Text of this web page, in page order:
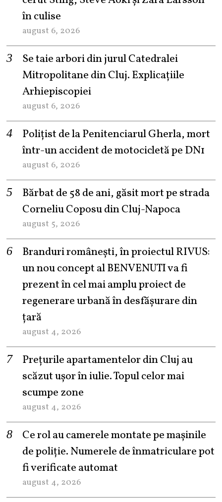
în culise
august 6, 2026
Se taie arbori din jurul Catedralei
Mitropolitane din Cluj. Explicațiile
Arhiepiscopiei
august 6, 2026
Polițist de la Penitenciarul Gherla, mort
într-un accident de motocicletă pe DN1
august 6, 2026
Bărbat de 58 de ani, găsit mort pe strada
Corneliu Coposu din Cluj-Napoca
august 5, 2026
Branduri românești, în proiectul RIVUS:
un nou concept al BENVENUTI va fi
prezent în cel mai amplu proiect de
regenerare urbană în desfășurare din
țară
august 4, 2026
Prețurile apartamentelor din Cluj au
scăzut ușor în iulie. Topul celor mai
scumpe zone
august 4, 2026
Ce rol au camerele montate pe mașinile
de poliție. Numerele de înmatriculare pot
fi verificate automat
august 4, 2026